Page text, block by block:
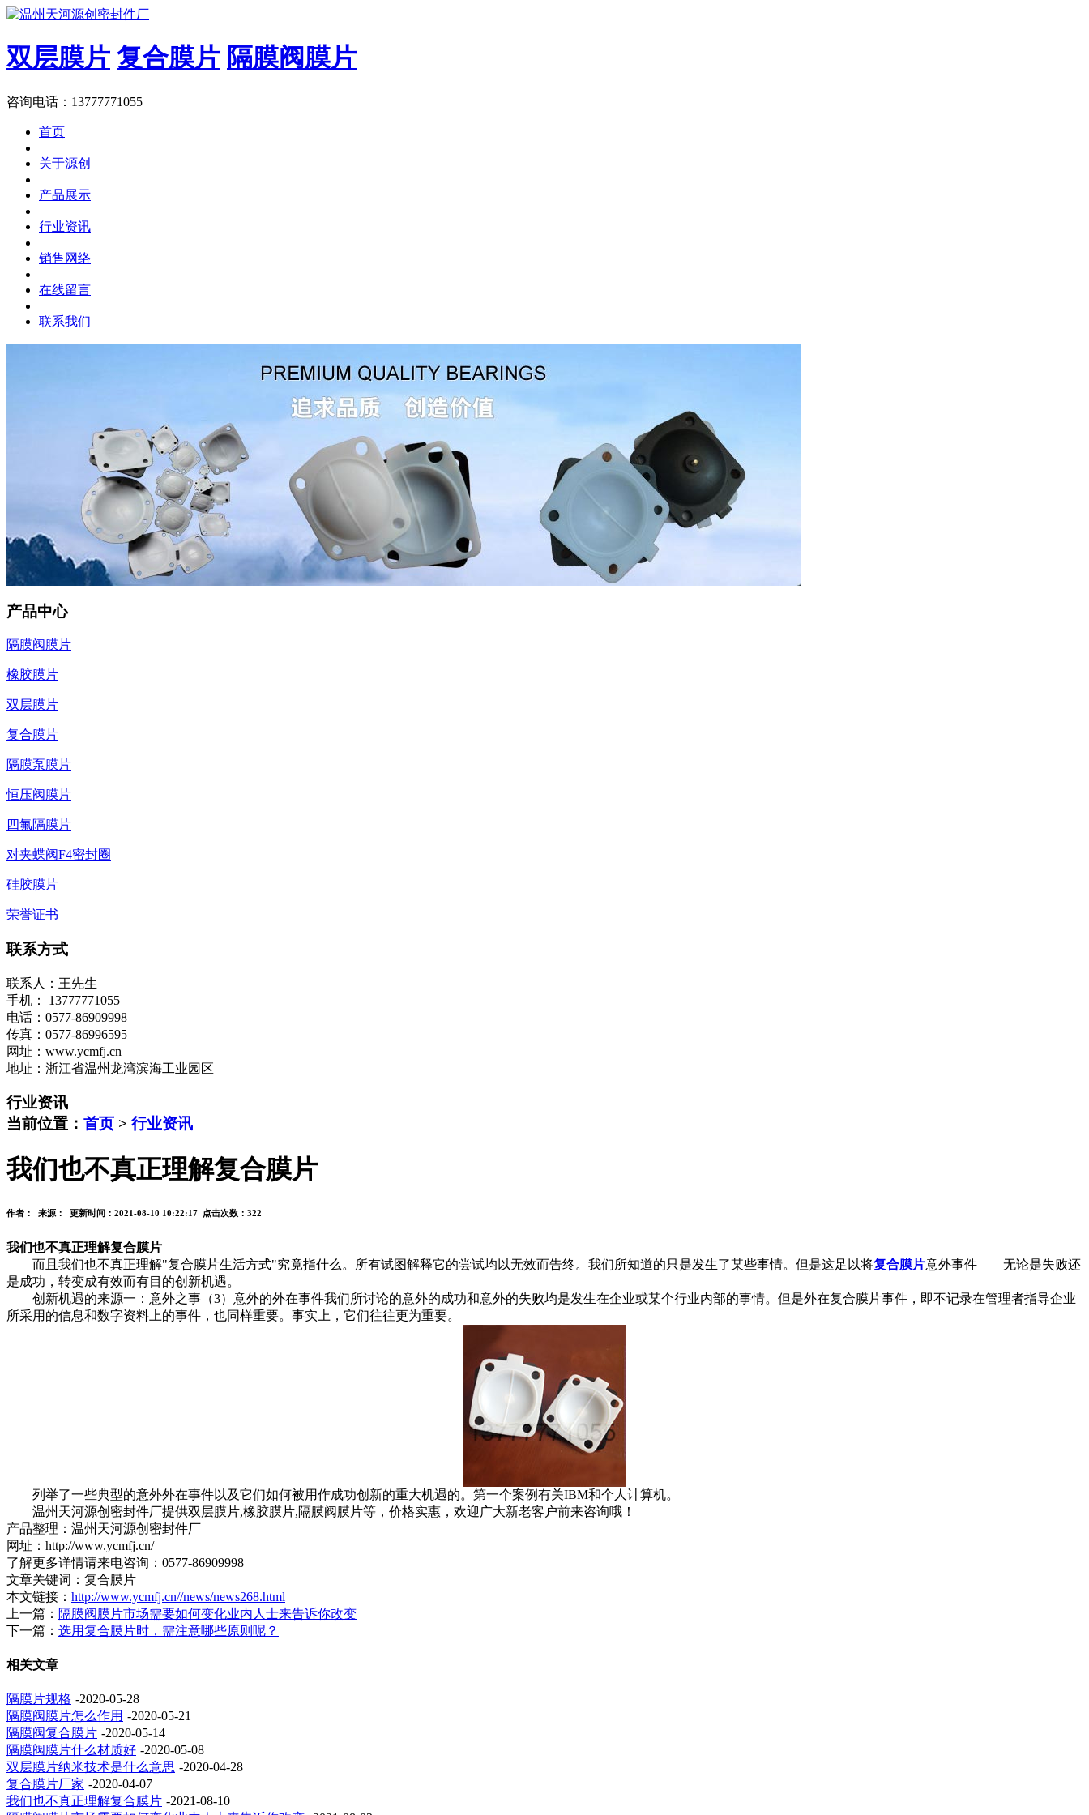
双层膜片 复合膜片 隔膜阀膜片
咨询电话：13777771055
首页
关于源创
产品展示
行业资讯
销售网络
在线留言
联系我们
产品中心
隔膜阀膜片
橡胶膜片
双层膜片
复合膜片
隔膜泵膜片
恒压阀膜片
四氟隔膜片
对夹蝶阀F4密封圈
硅胶膜片
荣誉证书
联系方式
联系人：王先生
手机： 13777771055
电话：0577-86909998
传真：0577-86996595
网址：www.ycmfj.cn
地址：浙江省温州龙湾滨海工业园区
行业资讯
当前位置： 首页 > 行业资讯
我们也不真正理解复合膜片
作者： 来源： 更新时间：2021-08-10 10:22:17 点击次数： 322
我们也不真正理解复合膜片
而且我们也不真正理解"复合膜片生活方式"究竟指什么。所有试图解释它的尝试均以无效而告终。我们所知道的只是发生了某些事情。但是这足以将复合膜片意外事件——无论是失败还
是成功，转变成有效而有目的创新机遇。
创新机遇的来源一：意外之事（3）意外的外在事件我们所讨论的意外的成功和意外的失败均是发生在企业或某个行业内部的事情。但是外在复合膜片事件，即不记录在管理者指导企业
所采用的信息和数字资料上的事件，也同样重要。事实上，它们往往更为重要。
列举了一些典型的意外外在事件以及它们如何被用作成功创新的重大机遇的。第一个案例有关IBM和个人计算机。
温州天河源创密封件厂提供双层膜片,橡胶膜片,隔膜阀膜片等，价格实惠，欢迎广大新老客户前来咨询哦！
产品整理：温州天河源创密封件厂
网址：http://www.ycmfj.cn/
了解更多详情请来电咨询：0577-86909998
文章关键词：复合膜片
本文链接： http://www.ycmfj.cn//news/news268.html
上一篇： 隔膜阀膜片市场需要如何变化业内人士来告诉你改变
下一篇： 选用复合膜片时，需注意哪些原则呢？
相关文章
隔膜片规格 -2020-05-28
隔膜阀膜片怎么作用 -2020-05-21
隔膜阀复合膜片 -2020-05-14
隔膜阀膜片什么材质好 -2020-05-08
双层膜片纳米技术是什么意思 -2020-04-28
复合膜片厂家 -2020-04-07
我们也不真正理解复合膜片 -2021-08-10